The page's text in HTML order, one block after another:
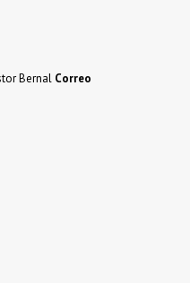
Bernal Correo